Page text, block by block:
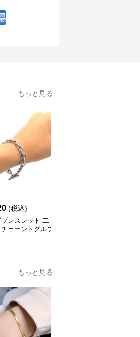
もっと見る
(税込)
ブレスレット 二
ェーントグルブ
もっと見る